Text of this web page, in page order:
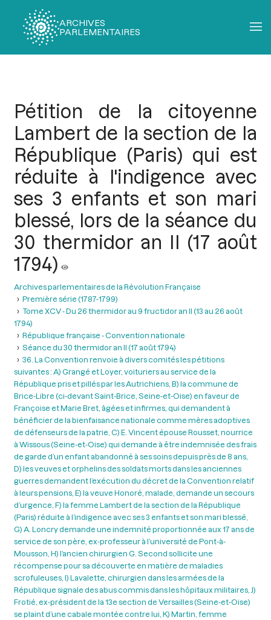
ARCHIVES
PARLEMENTAIRES
Pétition de la citoyenne
Lambert de la section de la
République (Paris) qui est
réduite à l'indigence avec
ses 3 enfants et son mari
blessé, lors de la séance du
30 thermidor an II (17 août
1794)
Archives parlementaires de la Révolution Française
Première série (1787-1799)
Tome XCV - Du 26 thermidor au 9 fructidor an II (13 au 26 août
1794)
République française - Convention nationale
Séance du 30 thermidor an II (17 août 1794)
36. La Convention renvoie à divers comités les pétitions
suivantes : A) Grangé et Loyer, voituriers au service de la
République pris et pillés par les Autrichiens, B) la commune de
Brice-Libre (ci-devant Saint-Brice, Seine-et-Oise) en faveur de
Françoise et Marie Bret, âgées et infirmes, qui demandent à
bénéficier de la bienfaisance nationale comme mères adoptives
de défenseurs de la patrie, C) E. Vincent épouse Rousset, nourrice
à Wissous (Seine-et-Oise) qui demande à être indemnisée des frais
de garde d’un enfant abandonné à ses soins depuis près de 8 ans,
D) les veuves et orphelins des soldats morts dans les anciennes
guerres demandent l’exécution du décret de la Convention relatif
à leurs pensions, E) la veuve Honoré, malade, demande un secours
d’urgence, F) la femme Lambert de la section de la République
(Paris) réduite à l’indigence avec ses 3 enfants et son mari blessé,
G) A. Loncry demande une indemnité proportionnée aux 17 ans de
service de son père, ex-professeur à l’université de Pont-à-
Mousson, H) l’ancien chirurgien G. Second sollicite une
récompense pour sa découverte en matière de maladies
scrofuleuses, I) Lavalette, chirurgien dans les armées de la
République signale des abus commis dans les hôpitaux militaires, J)
Frotié, ex-président de la 13e section de Versailles (Seine-et-Oise)
se plaint d’une cabale montée contre lui, K) Martin, femme